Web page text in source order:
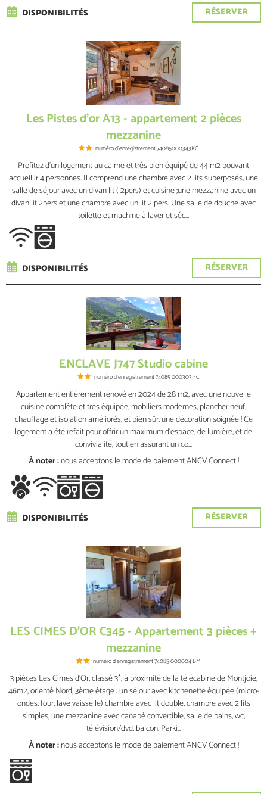
RÉSERVER
DISPONIBILITÉS
Les Pistes d'or A13 - appartement 2 pièces
mezzanine
numéro d'enregistrement74085000343KC
Profitez d'un logement au calme et très bien équipé de 44 m2 pouvant
accueillir 4 personnes. Il comprend une chambre avec 2 lits superposés, une
salle de séjour avec un divan lit ( 2pers) et cuisine ;une mezzanine avec un
divan lit 2pers et une chambre avec un lit 2 pers. Une salle de douche avec
toilette et machine à laver et séc...
RÉSERVER
DISPONIBILITÉS
ENCLAVE J747 Studio cabine
numéro d'enregistrement74085 000303 FC
Appartement entièrement rénové en 2024 de 28 m2, avec une nouvelle
cuisine complète et très équipée, mobiliers modernes, plancher neuf,
chauffage et isolation améliorés, et bien sûr, une décoration soignée ! Ce
logement a été refait pour offrir un maximum d'espace, de lumière, et de
convivialité, tout en assurant un co...
À noter :nous acceptons le mode de paiement ANCV Connect !
RÉSERVER
DISPONIBILITÉS
LES CIMES D'OR C345 - Appartement 3 pièces +
mezzanine
numéro d'enregistrement74085 000004 BM
3 pièces Les Cimes d'Or, classé 3*, à proximité de la télécabine de Montjoie,
46m2, orienté Nord, 3ème étage : un séjour avec kitchenette équipée (micro-
ondes, four, lave vaisselle) chambre avec lit double, chambre avec 2 lits
simples, une mezzanine avec canapé convertible, salle de bains, wc,
télévision/dvd, balcon. Parki...
À noter :nous acceptons le mode de paiement ANCV Connect !